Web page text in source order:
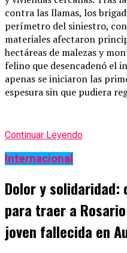
contra las llamas, los
perímetro del siniestro,
materiales afectaron
hectáreas de malezas y
felino que desencadenó el
apenas se iniciaron las
espesura sin que pudiera
Continuar Leyendo
Internacional
Dolor y solidaridad:
para traer a
joven fallecida en